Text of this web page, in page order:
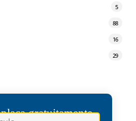
5
88
16
29
gratuitamente